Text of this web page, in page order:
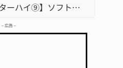
【インターハイ⑨】ソフトテニス ミス減らし上位狙う 近大高専
– 広告 –